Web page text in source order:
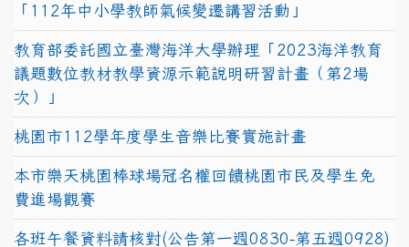
「112年中小學教師氣候變遷講習活動」
教育部委託國立臺灣海洋大學辦理「2023海洋教育
議題數位教材教學資源示範說明研習計畫（第2場
次）」
桃園市112學年度學生音樂比賽實施計畫
本市樂天桃園棒球場冠名權回饋桃園市民及學生免
費進場觀賽
各班午餐資料請核對(公告第一週0830-第五週0928)